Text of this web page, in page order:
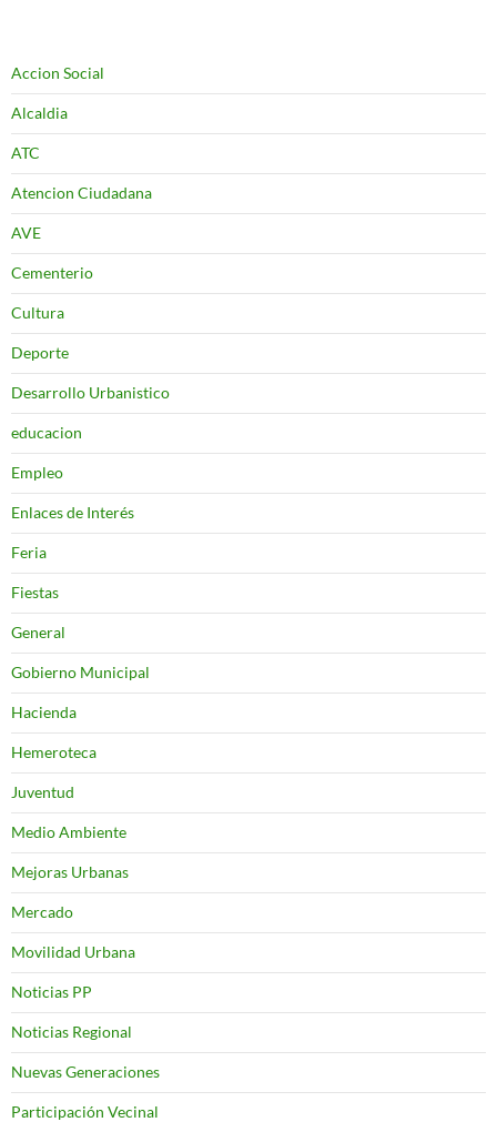
Accion Social
Alcaldia
ATC
Atencion Ciudadana
AVE
Cementerio
Cultura
Deporte
Desarrollo Urbanistico
educacion
Empleo
Enlaces de Interés
Feria
Fiestas
General
Gobierno Municipal
Hacienda
Hemeroteca
Juventud
Medio Ambiente
Mejoras Urbanas
Mercado
Movilidad Urbana
Noticias PP
Noticias Regional
Nuevas Generaciones
Participación Vecinal